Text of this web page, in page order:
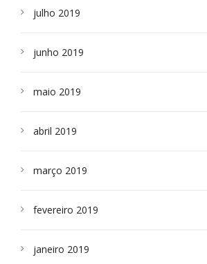
julho 2019
junho 2019
maio 2019
abril 2019
março 2019
fevereiro 2019
janeiro 2019